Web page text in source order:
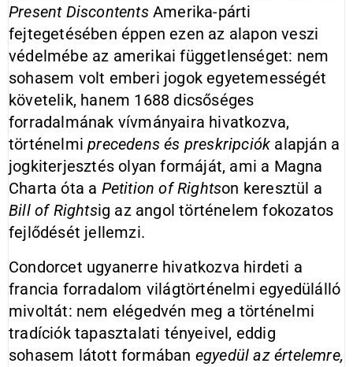
Present Discon­tentsAmerika-párti
fejtegetésében éppen ezen az alapon veszi
védelmébe az amerikai függetlenséget: nem
sohasem volt emberi jogok egyetemességét
követelik, hanem 1688 dicsőséges
forradalmának vívmányaira hivatkozva,
történelmiprecedens és preskripciók alapján a
jogkiterjesztés olyan formáját, ami a Magna
Charta óta a Petition of Rightson keresztül a
Bill of Rightsig az angol történelem fokozatos
fejlődését jellemzi.
Condorcet ugyanerre hivatkozva hirdeti a
francia forradalom világtörténelmi egyedülálló
mivoltát: nem elégedvén meg a történelmi
tradíciók tapasztalati tényeivel, eddig
sohasem látott formában egyedül az értelemre,